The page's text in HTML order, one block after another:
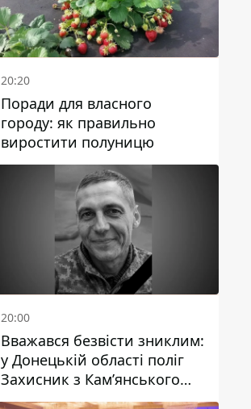
20:20
Поради для власного
городу: як правильно
виростити полуницю
20:00
Вважався безвісти зниклим:
у Донецькій області поліг
Захисник з Кам’янського
Антон Красовський